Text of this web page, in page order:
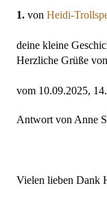
1. von Heidi-
deine kleine
Herzliche Grüße
vom 10.09.2025,
Antwort von Anne
Vielen lieben Dank